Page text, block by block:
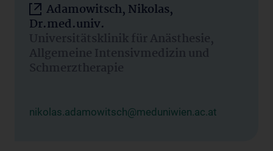
Adamowitsch, Nikolas,
Dr.med.univ.
Universitätsklinik für Anästhesie,
Allgemeine Intensivmedizin und
Schmerztherapie
nikolas.adamowitsch@meduniwien.ac.at